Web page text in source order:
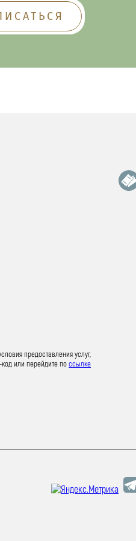
предоставления услуг,
код или перейдите поссылке